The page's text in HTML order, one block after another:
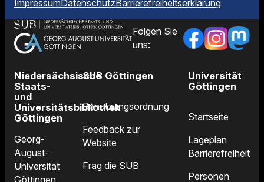
ImpressumDatenschutzBarrierefreiheitserklärung
Folgen Sie
uns:
Niedersächsische
Staats-
und
Universitätsbibliothek
Göttingen
Georg-
August-
Universität
Göttingen
SUB Göttingen
Benutzungsordnung
Feedback zur
Website
Frag die SUB
Universität
Göttingen
Startseite
Lageplan
Barrierefreiheit
Personen